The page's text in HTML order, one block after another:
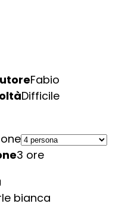
Fabio
Difficile
3 ore
bianca